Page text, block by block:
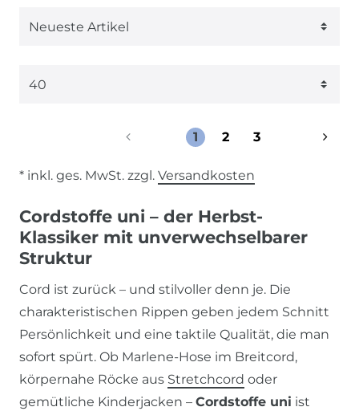
1 2 3
* inkl. ges. MwSt. zzgl. Versandkosten
Cordstoffe uni – der Herbst-
Klassiker mit unverwechselbarer
Struktur
Cord ist zurück – und stilvoller denn je. Die
charakteristischen Rippen geben jedem Schnitt
Persönlichkeit und eine taktile Qualität, die man
sofort spürt. Ob Marlene-Hose im Breitcord,
körpernahe Röcke aus Stretchcord oder
gemütliche Kinderjacken – Cordstoffe uni ist